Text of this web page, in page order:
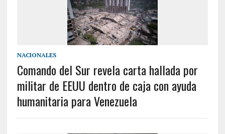
NACIONALES
Comando del Sur revela carta hallada por
militar de EEUU dentro de caja con ayuda
humanitaria para Venezuela